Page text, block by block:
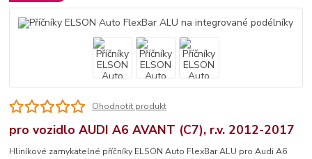
Ohodnotit produkt
pro vozidlo AUDI A6 AVANT (C7), r.v. 2012-2017
Hliníkové zamykatelné příčníky ELSON Auto FlexBar ALU pro Audi A6